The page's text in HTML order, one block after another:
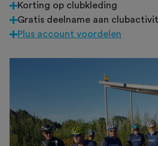
Korting op clubkleding
Gratis deelname aan
Plus account voordelen